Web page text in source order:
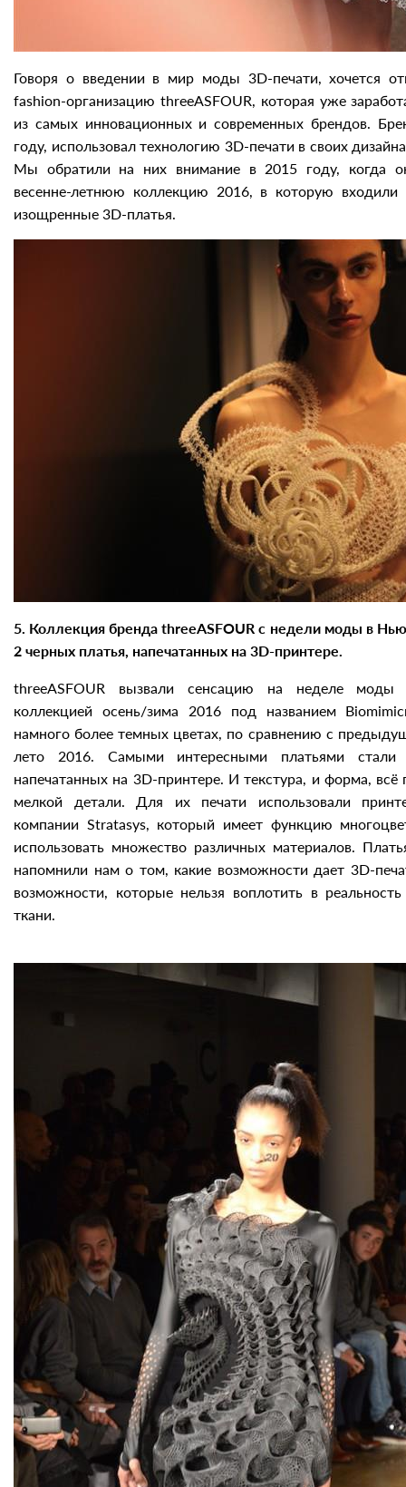
Говоря о введении в мир моды 3D-печати, хочется
fashion-организацию threeASFOUR, которая уже
из самых инновационных и современных брендов.
году, использовал технологию 3D-печати в своих
Мы обратили на них внимание в 2015 году, когда
весенне-летнюю коллекцию 2016, в которую входили
изощренные 3D-платья.
5. Коллекция бренда threeASFOUR с недели моды в
2 черных платья, напечатанных на 3D-принтере.
threeASFOUR вызвали сенсацию на неделе
коллекцией осень/зима 2016 под названием
намного более темных цветах, по сравнению с
лето 2016. Самыми интересными платьями стали
напечатанных на 3D-принтере. И текстура, и форма,
мелкой детали. Для их печати использовали
компании Stratasys, который имеет функцию
использовать множество различных материалов.
напомнили нам о том, какие возможности дает 3D-
возможности, которые нельзя воплотить в
ткани.